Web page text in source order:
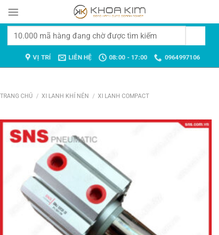
đến
Tìm
VỊ TRÍ LIÊN HỆ 08:00 - 17:00 0964997106
TRANG CHỦ / XI LANH KHÍ NÉN / XI LANH COMPACT